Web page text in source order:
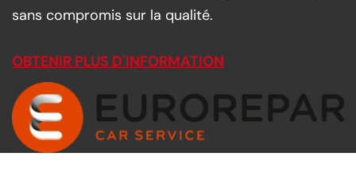
sans compromis sur la qualité.
OBTENIR PLUS D'INFORMATION